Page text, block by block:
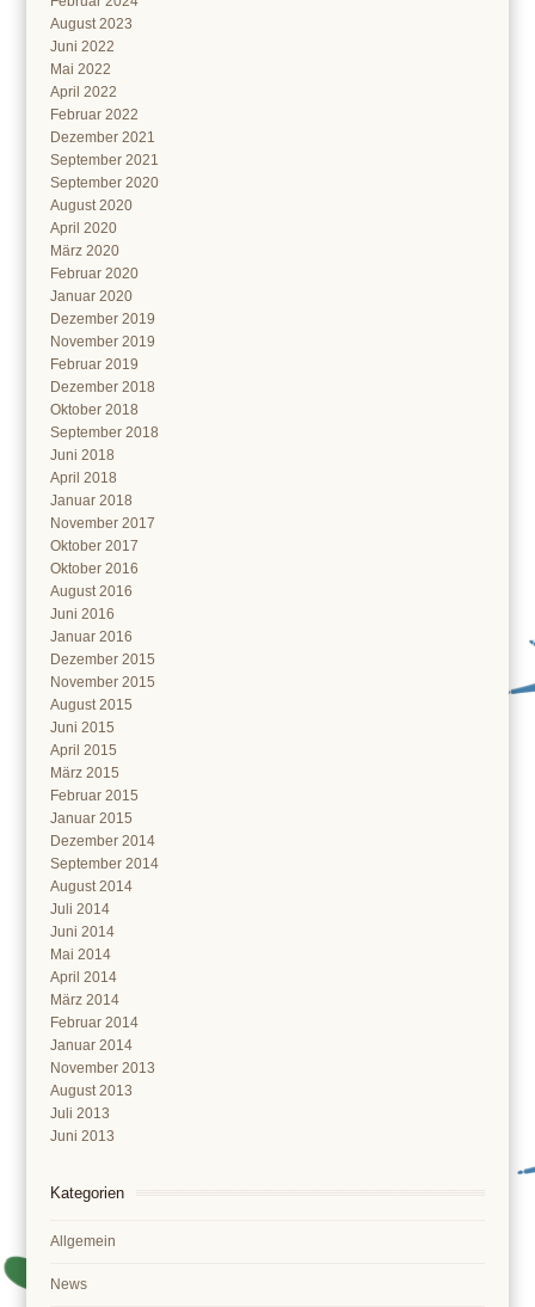
August 2023
Juni 2022
Mai 2022
April 2022
Februar 2022
Dezember 2021
September 2021
September 2020
August 2020
April 2020
März 2020
Februar 2020
Januar 2020
Dezember 2019
November 2019
Februar 2019
Dezember 2018
Oktober 2018
September 2018
Juni 2018
April 2018
Januar 2018
November 2017
Oktober 2017
Oktober 2016
August 2016
Juni 2016
Januar 2016
Dezember 2015
November 2015
August 2015
Juni 2015
April 2015
März 2015
Februar 2015
Januar 2015
Dezember 2014
September 2014
August 2014
Juli 2014
Juni 2014
Mai 2014
April 2014
März 2014
Februar 2014
Januar 2014
November 2013
August 2013
Juli 2013
Juni 2013
Kategorien
Allgemein
News